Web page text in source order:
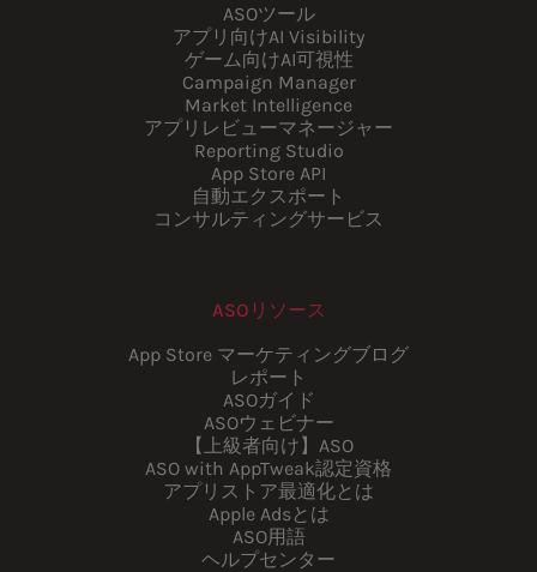
ASOツール
アプリ向けAI Visibility
ゲーム向けAI可視性
Campaign Manager
Market Intelligence
アプリレビューマネージャー
Reporting Studio
App Store API
自動エクスポート
コンサルティングサービス
ASOリソース
App Store マーケティングブログ
レポート
ASOガイド
ASOウェビナー
【上級者向け】ASO
ASO with AppTweak認定資格
アプリストア最適化とは
Apple Adsとは
ASO用語
ヘルプセンター